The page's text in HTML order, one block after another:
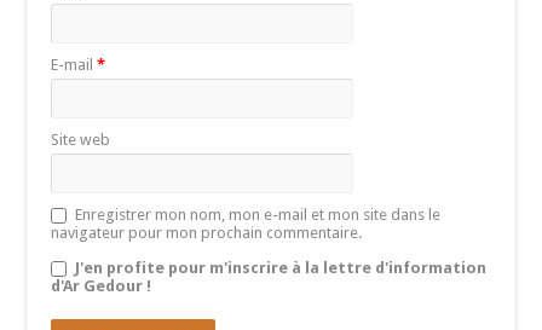
E-mail*
Site web
Enregistrer mon nom, mon e-mail et mon site dans le
navigateur pour mon prochain commentaire.
J'en profite pour m'inscrire à la lettre d'information
d'Ar Gedour !